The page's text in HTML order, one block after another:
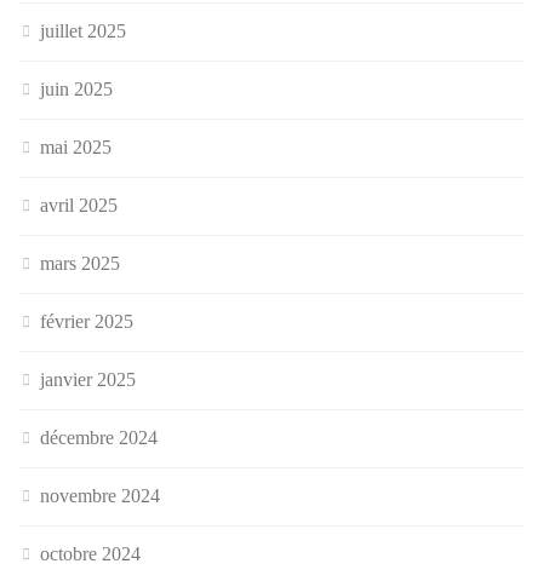
juillet 2025
juin 2025
mai 2025
avril 2025
mars 2025
février 2025
janvier 2025
décembre 2024
novembre 2024
octobre 2024